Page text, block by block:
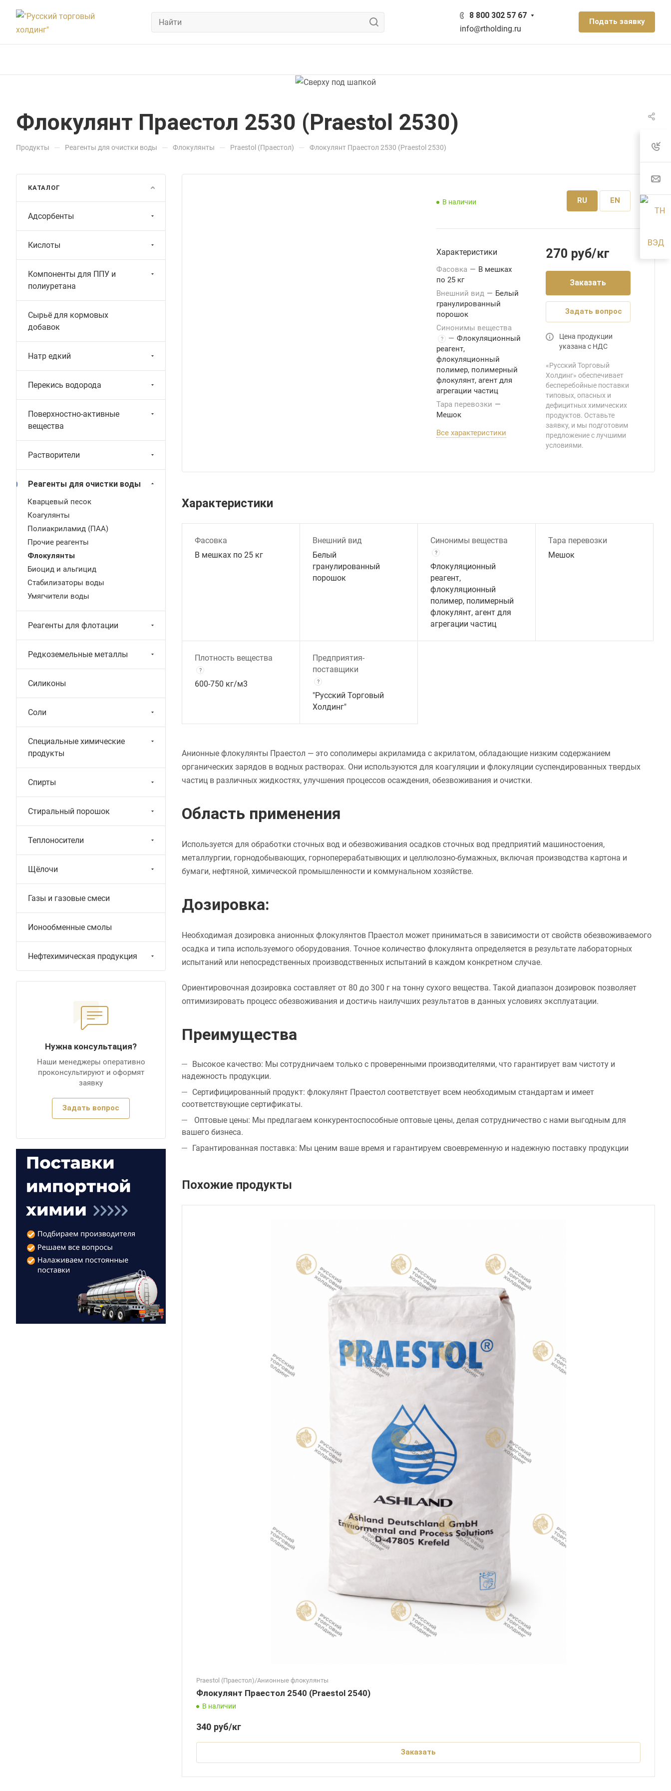
8 800 302 57 67
info@rtholding.ru
Подать заявку
Флокулянт Праестол 2530 (Praestol 2530)
Продукты — Реагенты для очистки воды — Флокулянты — Praestol (Праестол) — Флокулянт Праестол 2530 (Praestol 2530)
В наличии RU EN
Характеристики
Фасовка — В мешках
по 25 кг
Внешний вид — Белый
гранулированный
порошок
Синонимы вещества
? — Флокуляционный
реагент,
флокуляционный
полимер, полимерный
флокулянт, агент для
агрегации частиц
Тара перевозки —
Мешок
Все характеристики
270 руб/кг
Заказать
Задать вопрос
Цена продукции
указана с НДС
«Русский Торговый
Холдинг» обеспечивает
бесперебойные поставки
типовых, опасных и
дефицитных химических
продуктов. Оставьте
заявку, и мы подготовим
предложение с лучшими
условиями.
Характеристики
Фасовка
В мешках по 25 кг
Внешний вид
Белый
гранулированный
порошок
Синонимы вещества
?
Флокуляционный
реагент,
флокуляционный
полимер, полимерный
флокулянт, агент для
агрегации частиц
Тара перевозки
Мешок
Плотность вещества
?
600-750 кг/м3
Предприятия-
поставщики
?
"Русский Торговый
Холдинг"
Анионные флокулянты Праестол — это сополимеры акриламида с акрилатом, обладающие низким содержанием
органических зарядов в водных растворах. Они используются для коагуляции и флокуляции суспендированных твердых
частиц в различных жидкостях, улучшения процессов осаждения, обезвоживания и очистки.
Область применения
Используется для обработки сточных вод и обезвоживания осадков сточных вод предприятий машиностоения,
металлургии, горнодобывающих, горноперерабатывющих и целлюлозно-бумажных, включая производства картона и
бумаги, нефтяной, химической промышленности и коммунальном хозяйстве.
Дозировка:
Необходимая дозировка анионных флокулянтов Праестол может приниматься в зависимости от свойств обезвоживаемого
осадка и типа используемого оборудования. Точное количество флокулянта определяется в результате лабораторных
испытаний или непосредственных производственных испытаний в каждом конкретном случае.
Ориентировочная дозировка составляет от 80 до 300 г на тонну сухого вещества. Такой диапазон дозировок позволяет
оптимизировать процесс обезвоживания и достичь наилучших результатов в данных условиях эксплуатации.
Преимущества
Высокое качество: Мы сотрудничаем только с проверенными производителями, что гарантирует вам чистоту и
надежность продукции.
Сертифицированный продукт: флокулянт Праестол соответствует всем необходимым стандартам и имеет
соответствующие сертификаты.
Оптовые цены: Мы предлагаем конкурентоспособные оптовые цены, делая сотрудничество с нами выгодным для
вашего бизнеса.
Гарантированная поставка: Мы ценим ваше время и гарантируем своевременную и надежную поставку продукции
Похожие продукты
Praestol (Праестол)/Анионные флокулянты
Флокулянт Праестол 2540 (Praestol 2540)
В наличии
340 руб/кг
Заказать
КАТАЛОГ
Адсорбенты
Кислоты
Компоненты для ППУ и
полиуретана
Сырьё для кормовых
добавок
Натр едкий
Перекись водорода
Поверхностно-активные
вещества
Растворители
Реагенты для очистки воды
Кварцевый песок
Коагулянты
Полиакриламид (ПАА)
Прочие реагенты
Флокулянты
Биоцид и альгицид
Стабилизаторы воды
Умягчители воды
Реагенты для флотации
Редкоземельные металлы
Силиконы
Соли
Специальные химические
продукты
Спирты
Стиральный порошок
Теплоносители
Щёлочи
Газы и газовые смеси
Ионообменные смолы
Нефтехимическая продукция
Нужна консультация?
Наши менеджеры оперативно
проконсультируют и оформят
заявку
Задать вопрос